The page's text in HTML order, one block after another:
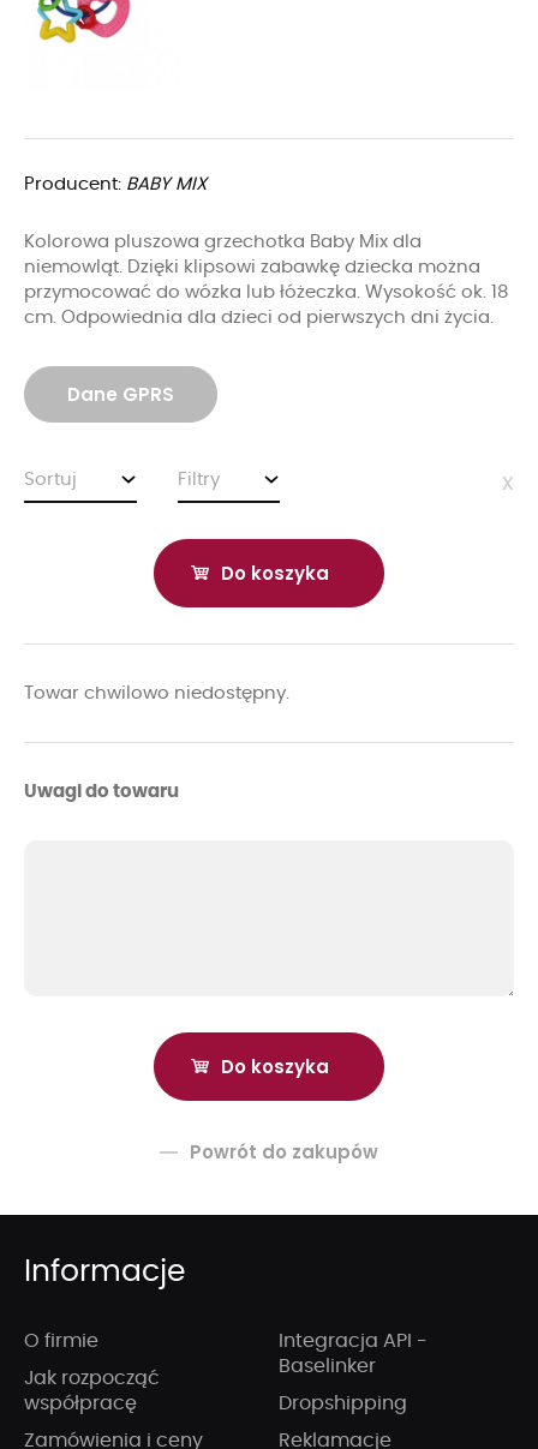
Producent: BABY MIX
Kolorowa pluszowa grzechotka Baby Mix dla
niemowląt. Dzięki klipsowi zabawkę dziecka można
przymocować do wózka lub łóżeczka. Wysokość ok. 18
cm. Odpowiednia dla dzieci od pierwszych dni życia.
Dane GPRS
Sortuj Filtry x
Do koszyka
Towar chwilowo niedostępny.
Uwagi do towaru
Powrót do zakupów
Informacje
O firmie
Jak rozpocząć
współpracę
Zamówienia i ceny
Integracja API -
Baselinker
Dropshipping
Reklamacje